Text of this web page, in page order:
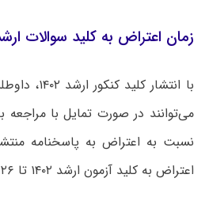
زمان اعتراض به کلید سوالات ارشد
با انتشار
می‌توانند در صورت تمایل با
نسبت به اعتراض به پاسخنامه
اعتراض به کلید آزمون ارشد ۱۴۰۲ تا ۲۶ اسفندماه است.